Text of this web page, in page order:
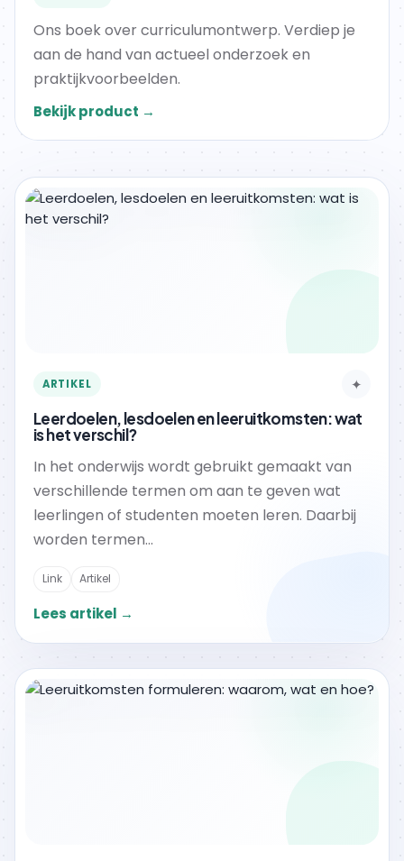
Ons boek over curriculumontwerp. Verdiep je
aan de hand van actueel onderzoek en
praktijkvoorbeelden.
Bekijk product →
ARTIKEL ✦
Leerdoelen, lesdoelen en leeruitkomsten: wat
is het verschil?
In het onderwijs wordt gebruikt gemaakt van
verschillende termen om aan te geven wat
leerlingen of studenten moeten leren. Daarbij
worden termen...
Link Artikel
Lees artikel →